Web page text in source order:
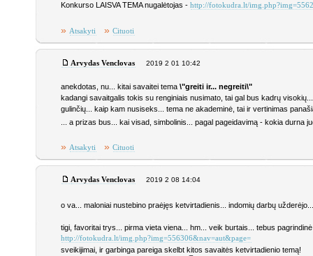
Konkurso LAISVA TEMA nugalėtojas -http://fotokudra.lt/
» Atsakyti » Cituoti
Arvydas Venclovas 2019 2 01 10:42
anekdotas, nu... kitai savaitei tema\"greiti ir... negreiti\"
kadangi savaitgalis tokis su renginiais nusimato, tai gal bus kadrų
gulinčių... kaip kam nusiseks... tema ne akademinė, tai ir vertinimas
... a prizas bus... kai visad, simbolinis... pagal pageidavimą - kokia
» Atsakyti » Cituoti
Arvydas Venclovas 2019 2 08 14:04
o va... maloniai nustebino praėjęs ketvirtadienis... indomių darbų
tigi, favoritai trys... pirma vieta viena... hm... veik burtais... tebus
http://fotokudra.lt/img.php?img=556306&nav=aut&page=
sveikijimai, ir garbinga pareiga skelbt kitos savaitės ketvirtadienio temą!